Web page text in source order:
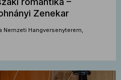
Zenekar
Nemzeti Hangversenyterem,